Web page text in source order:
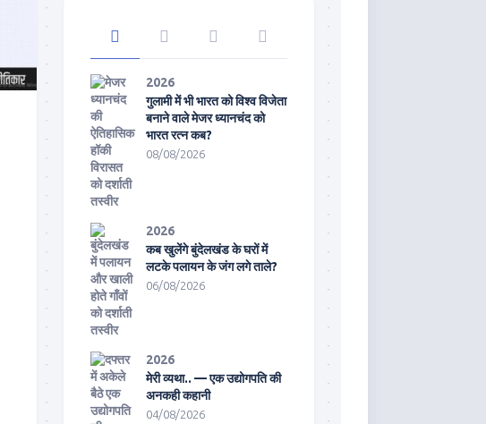
2026
गुलामी में भी भारत को विश्व विजेता
बनाने वाले मेजर ध्यानचंद को
भारत रत्न कब?
08/08/2026
2026
कब खुलेंगे बुंदेलखंड के घरों में
लटके पलायन के जंग लगे ताले?
06/08/2026
2026
मेरी व्यथा.. — एक उद्योगपति की
अनकही कहानी
04/08/2026